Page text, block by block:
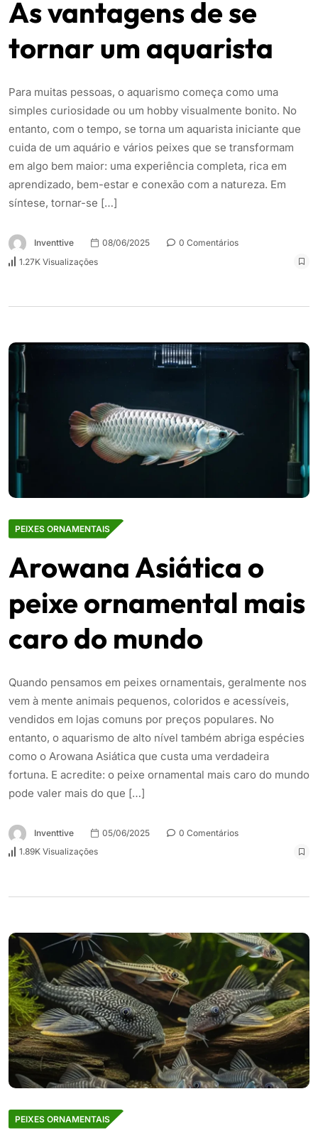
As vantagens de se
tornar um aquarista
Para muitas pessoas, o aquarismo começa como uma
simples curiosidade ou um hobby visualmente bonito. No
entanto, com o tempo, se torna um aquarista iniciante que
cuida de um aquário e vários peixes que se transformam
em algo bem maior: uma experiência completa, rica em
aprendizado, bem-estar e conexão com a natureza. Em
síntese, tornar-se […]
Inventtive 08/06/2025
0 Comentários
1.27K Visualizações
PEIXES ORNAMENTAIS
Arowana Asiática o
peixe ornamental mais
caro do mundo
Quando pensamos em peixes ornamentais, geralmente nos
vem à mente animais pequenos, coloridos e acessíveis,
vendidos em lojas comuns por preços populares. No
entanto, o aquarismo de alto nível também abriga espécies
como o Arowana Asiática que custa uma verdadeira
fortuna. E acredite: o peixe ornamental mais caro do mundo
pode valer mais do que […]
Inventtive 05/06/2025
0 Comentários
1.89K Visualizações
PEIXES ORNAMENTAIS